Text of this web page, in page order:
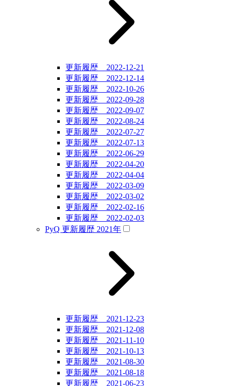
更新履歴 2022-12-21
更新履歴 2022-12-14
更新履歴 2022-10-26
更新履歴 2022-09-28
更新履歴 2022-09-07
更新履歴 2022-08-24
更新履歴 2022-07-27
更新履歴 2022-07-13
更新履歴 2022-06-29
更新履歴 2022-04-20
更新履歴 2022-04-04
更新履歴 2022-03-09
更新履歴 2022-03-02
更新履歴 2022-02-16
更新履歴 2022-02-03
PyQ 更新履歴 2021年
更新履歴 2021-12-23
更新履歴 2021-12-08
更新履歴 2021-11-10
更新履歴 2021-10-13
更新履歴 2021-08-30
更新履歴 2021-08-18
更新履歴 2021-06-23